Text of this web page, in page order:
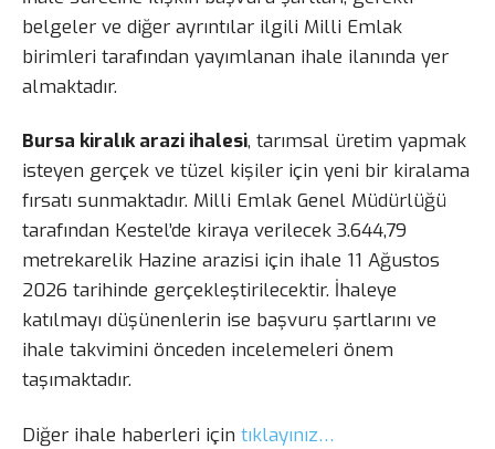
belgeler ve diğer ayrıntılar ilgili Milli Emlak
birimleri tarafından yayımlanan ihale ilanında yer
almaktadır.
Bursa kiralık arazi ihalesi, tarımsal üretim yapmak
isteyen gerçek ve tüzel kişiler için yeni bir kiralama
fırsatı sunmaktadır. Milli Emlak Genel Müdürlüğü
tarafından Kestel’de kiraya verilecek 3.644,79
metrekarelik Hazine arazisi için ihale 11 Ağustos
2026 tarihinde gerçekleştirilecektir. İhaleye
katılmayı düşünenlerin ise başvuru şartlarını ve
ihale takvimini önceden incelemeleri önem
taşımaktadır.
Diğer ihale haberleri için tıklayınız…